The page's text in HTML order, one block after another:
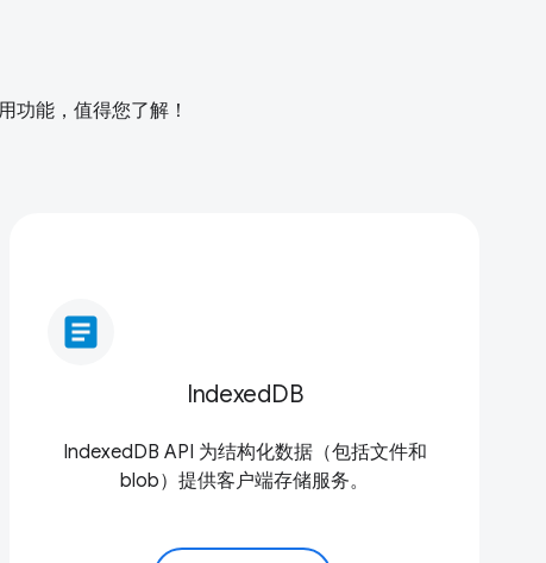
功能，值得您了解！
article
IndexedDB
IndexedDB API 为结构化数据（包括文件和
blob）提供客户端存储服务。